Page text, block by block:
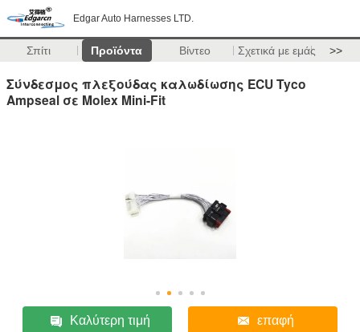
Edgar Auto Harnesses LTD.
Σπίτι Προϊόντα Βίντεο Σχετικά με εμάς >>
Σύνδεσμος πλεξούδας καλωδίωσης ECU Tyco
Ampseal σε Molex Mini-Fit
Καλύτερη τιμή επαφή